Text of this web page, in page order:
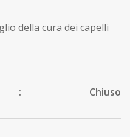
della cura dei capelli
: Chiuso